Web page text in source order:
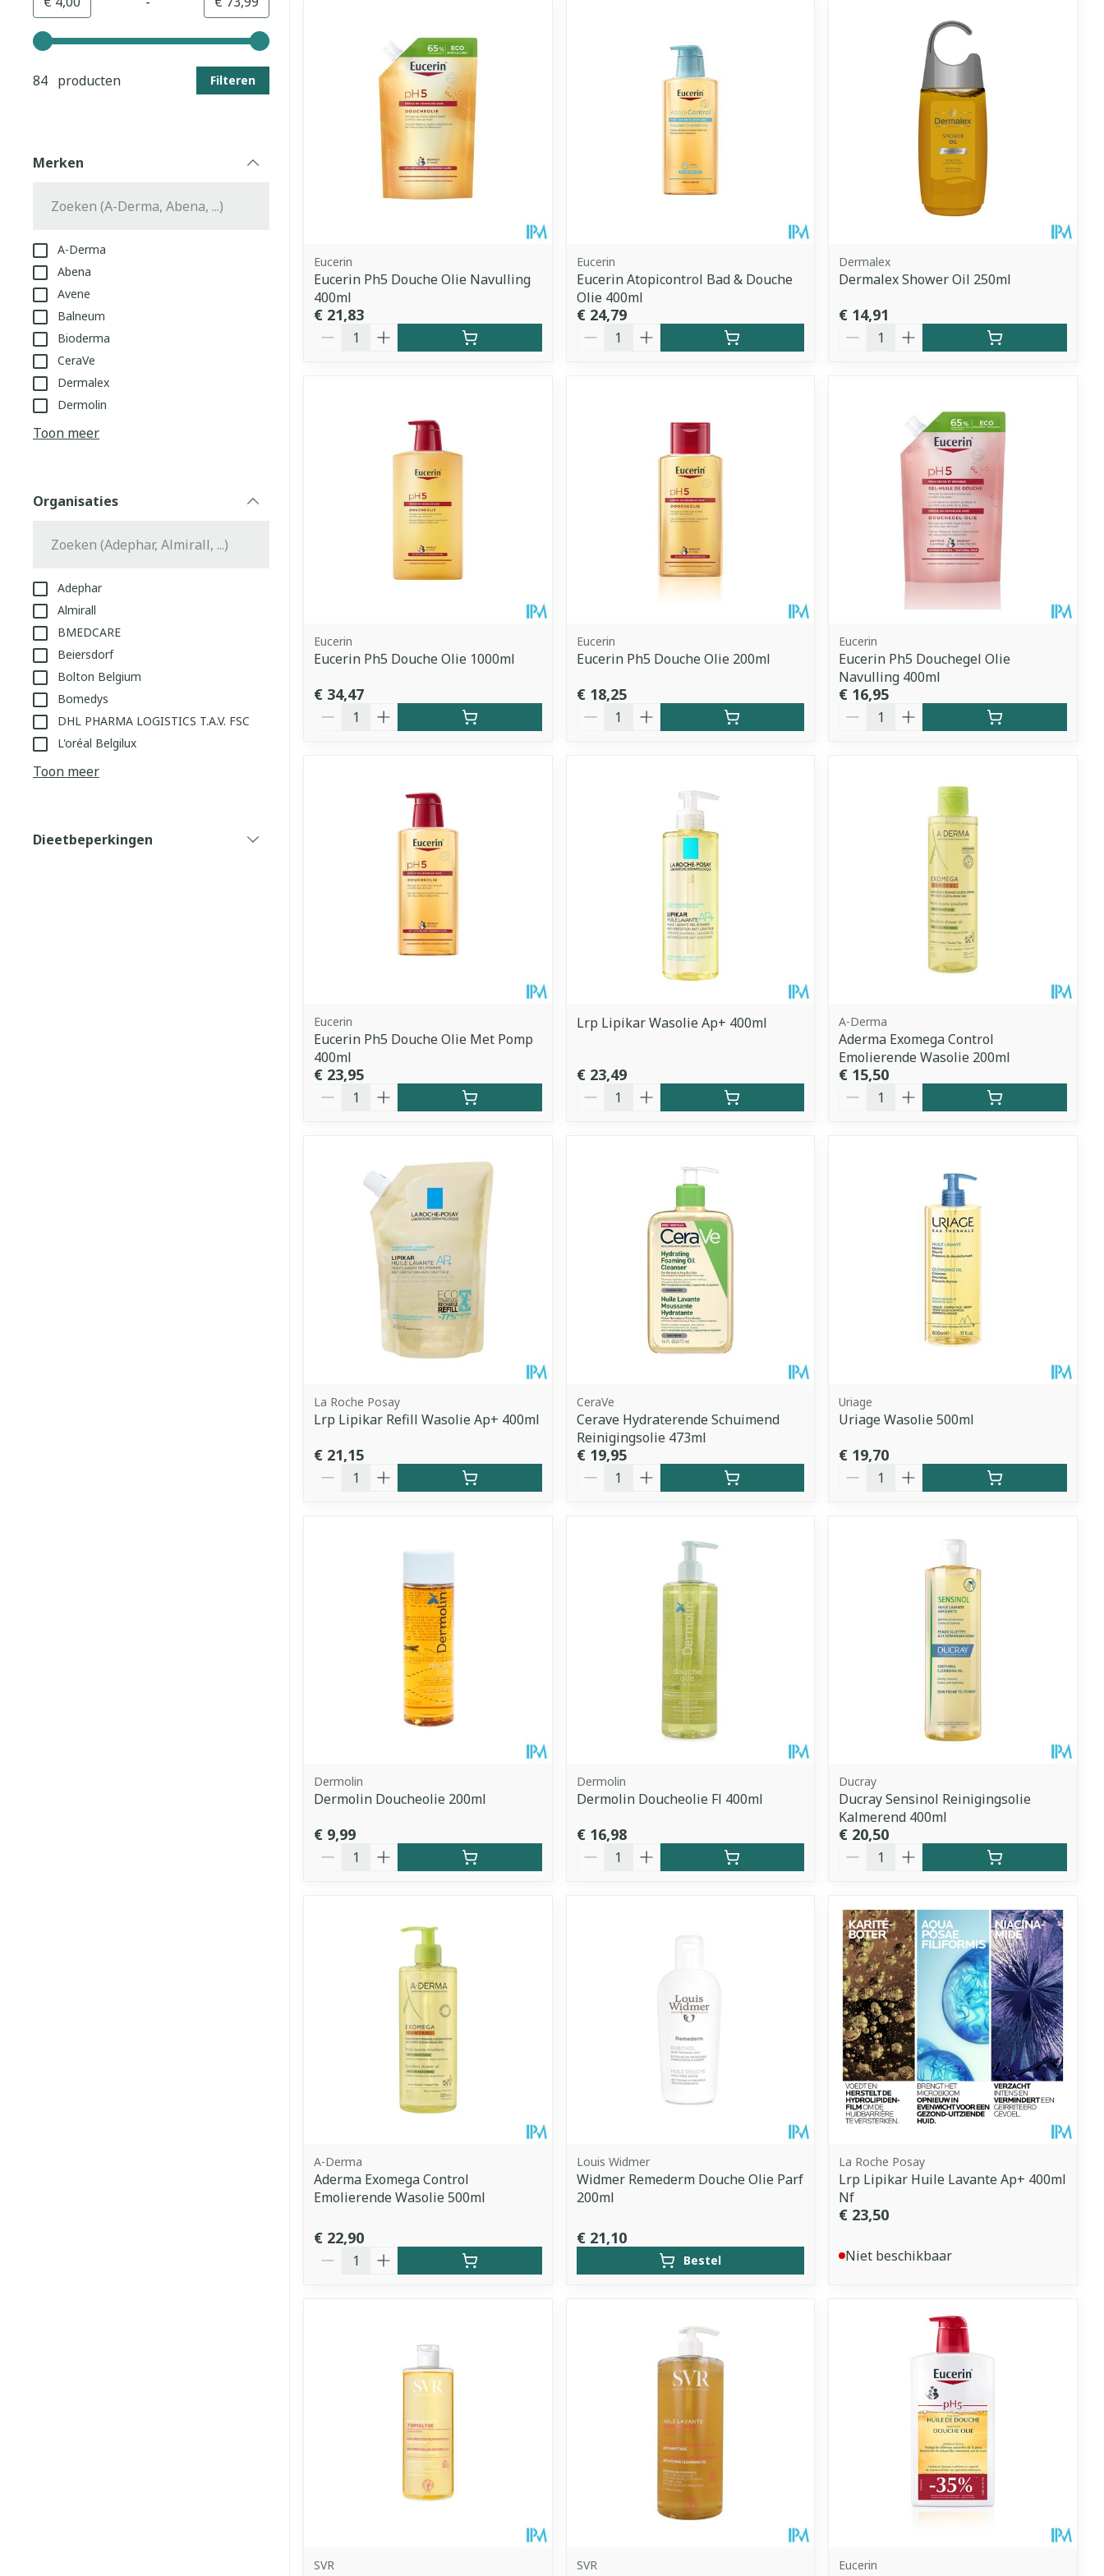
Gebruik de pijltjestoetsen links en rechts om de minimale en maximale prijswaarden aan te passen.
84 producten
Filteren
Merken
A-Derma
Abena
Avene
Balneum
Bioderma
CeraVe
Dermalex
Dermolin
Toon meer
Organisaties
Adephar
Almirall
BMEDCARE
Beiersdorf
Bolton Belgium
Bomedys
DHL PHARMA LOGISTICS T.A.V. FSC
L'oréal Belgilux
Toon meer
Dieetbeperkingen
Eucerin
Eucerin Ph5 Douche Olie Navulling
400ml
€ 21,83
Aantal
Eucerin
Eucerin Atopicontrol Bad & Douche
Olie 400ml
€ 24,79
Aantal
Dermalex
Dermalex Shower Oil 250ml
€ 14,91
Aantal
Eucerin
Eucerin Ph5 Douche Olie 1000ml
€ 34,47
Aantal
Eucerin
Eucerin Ph5 Douche Olie 200ml
€ 18,25
Aantal
Eucerin
Eucerin Ph5 Douchegel Olie
Navulling 400ml
€ 16,95
Aantal
Eucerin
Eucerin Ph5 Douche Olie Met Pomp
400ml
€ 23,95
Aantal
Lrp Lipikar Wasolie Ap+ 400ml
€ 23,49
Aantal
A-Derma
Aderma Exomega Control
Emolierende Wasolie 200ml
€ 15,50
Aantal
La Roche Posay
Lrp Lipikar Refill Wasolie Ap+ 400ml
€ 21,15
Aantal
CeraVe
Cerave Hydraterende Schuimend
Reinigingsolie 473ml
€ 19,95
Aantal
Uriage
Uriage Wasolie 500ml
€ 19,70
Aantal
Dermolin
Dermolin Doucheolie 200ml
€ 9,99
Aantal
Dermolin
Dermolin Doucheolie Fl 400ml
€ 16,98
Aantal
Ducray
Ducray Sensinol Reinigingsolie
Kalmerend 400ml
€ 20,50
Aantal
A-Derma
Aderma Exomega Control
Emolierende Wasolie 500ml
€ 22,90
Aantal
Louis Widmer
Widmer Remederm Douche Olie Parf
200ml
€ 21,10
Bestel
La Roche Posay
Lrp Lipikar Huile Lavante Ap+ 400ml
Nf
€ 23,50
Niet beschikbaar
SVR SVR Eucerin